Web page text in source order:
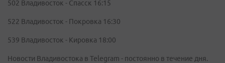
502 Владивосток - Спасск 16:15
522 Владивосток - Покровка 16:30
539 Владивосток - Кировка 18:00
Новости Владивостока в Telegram - постоянно в течение дня.